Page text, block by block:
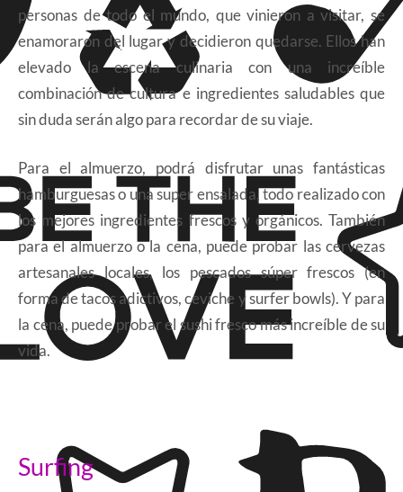
personas de todo el mundo, que vinieron a visitar, se
enamoraron del lugar y decidieron quedarse. Ellos han
elevado la escena culinaria con una increíble
combinación de cultura e ingredientes saludables que
sin duda serán algo para recordar de su viaje.
Para el almuerzo, podrá disfrutar unas fantásticas
hamburguesas o una super ensalada, todo realizado con
los mejores ingredientes frescos y orgánicos. También
para el almuerzo o la cena, puede probar las cervezas
artesanales locales, los pescados súper frescos (en
forma de tacos adictivos, ceviche y surfer bowls). Y para
la cena, puede probar el sushi fresco más increíble de su
vida.
Surfing